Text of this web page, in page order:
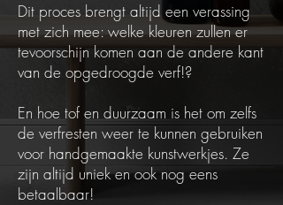
Dit proces brengt altijd een verassing
met zich mee: welke kleuren zullen er
tevoorschijn komen aan de andere kant
van de opgedroogde verf!?
En hoe tof en duurzaam is het om zelfs
de verfresten weer te kunnen gebruiken
voor handgemaakte kunstwerkjes. Ze
zijn altijd uniek en ook nog eens
betaalbaar!